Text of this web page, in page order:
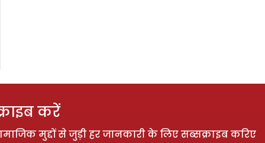
करें
मुद्दों से जुड़ी हर जानकारी के लिए सब्सक्राइब करिए